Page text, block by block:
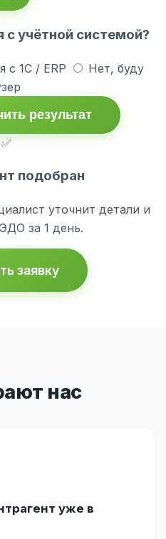
учётной системой?
с 1С / ERP
Нет, буду
результат
✅
подобран
уточнит детали и
за 1 день.
заявку
нас
уже в